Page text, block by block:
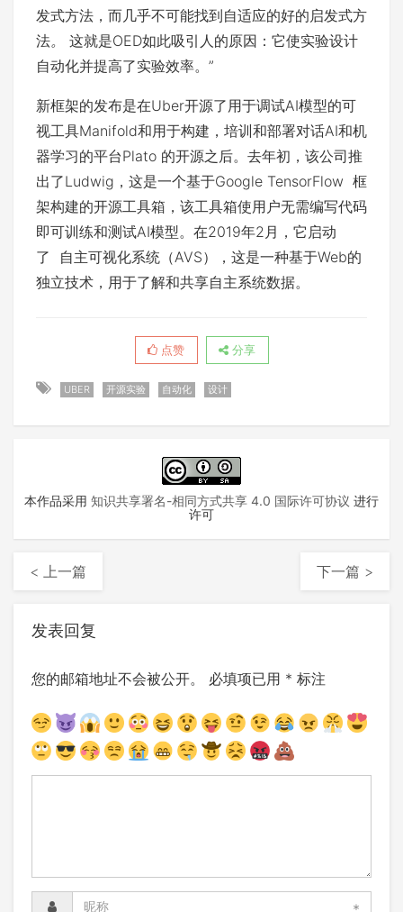
发式方法，而几乎不可能找到自适应的好的启发式方
法。 这就是OED如此吸引人的原因：它使实验设计
自动化并提高了实验效率。”
新框架的发布是在Uber开源了用于调试AI模型的可
视工具Manifold和用于构建，培训和部署对话AI和机
器学习的平台Plato 的开源之后。去年初，该公司推
出了Ludwig ，这是一个基于Google TensorFlow 框
架构建的开源工具箱，该工具箱使用户无需编写代码
即可训练和测试AI模型。在2019年2月，它启动
了 自主可视化系统（AVS）
，这是一种基于Web的
独立技术，用于了解和共享自主系统数据。
点赞 分享
UBER 开源实验 自动化 设计
本作品采用 知识共享署名-相同方式共享 4.0 国际许可协议 进行
许可
< 上一篇 下一篇 >
发表回复
您的邮箱地址不会被公开。 必填项已用 * 标注